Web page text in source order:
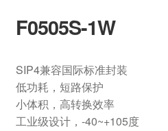
F0505S-1W
SIP4兼容国际标准封装
低功耗，短路保护
小体积，高转换效率
工业级设计，-40~+105度